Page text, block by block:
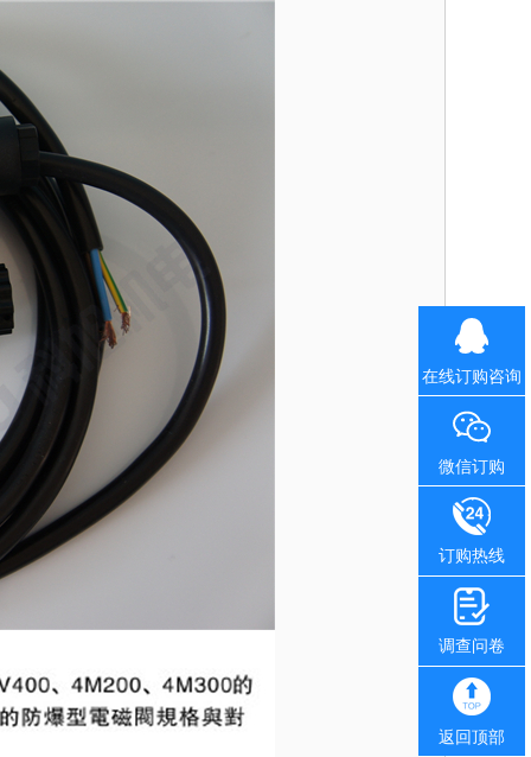
在线订购咨询
微信订购
订购热线
调查问卷
返回顶部